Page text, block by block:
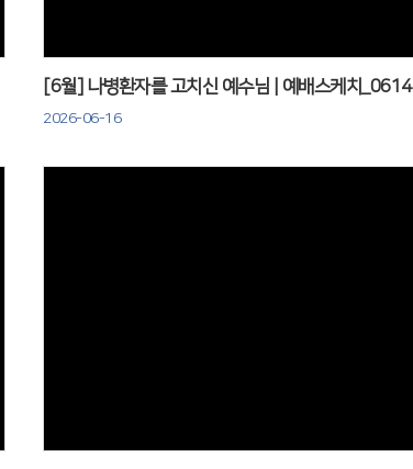
[6월] 나병환자를 고치신 예수님 | 예배스케치_0614
2026-06-16